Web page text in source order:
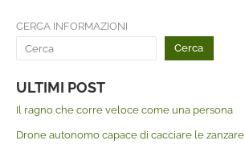
CERCA INFORMAZIONI
Cerca
ULTIMI POST
Il ragno che corre veloce come una persona
Drone autonomo capace di cacciare le zanzare